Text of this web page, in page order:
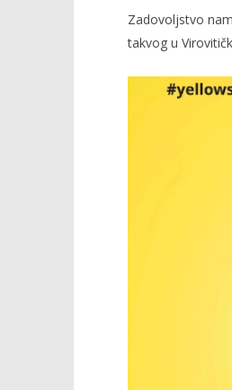
STOP SHOP
Zadovoljstvo
takvog u